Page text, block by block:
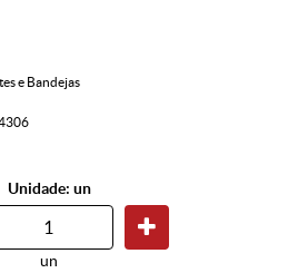
e Bandejas
Unidade: un
un